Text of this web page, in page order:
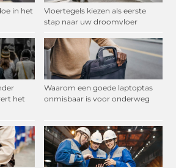
in het
Vloertegels kiezen als eerste
stap naar uw droomvloer
het
Waarom een goede laptoptas
onmisbaar is voor onderweg